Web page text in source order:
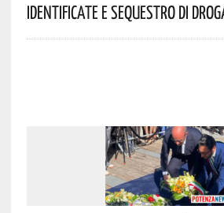
Identificate E Sequestro Di